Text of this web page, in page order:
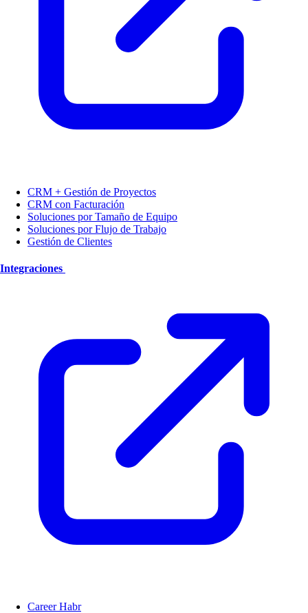
CRM + Gestión de Proyectos
CRM con Facturación
Soluciones por Tamaño de Equipo
Soluciones por Flujo de Trabajo
Gestión de Clientes
Integraciones
Career Habr